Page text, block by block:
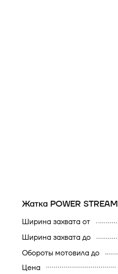
Жатка POWER STREAM
ширина захвата от
ширина захвата до
обороты мотовила до
Цена